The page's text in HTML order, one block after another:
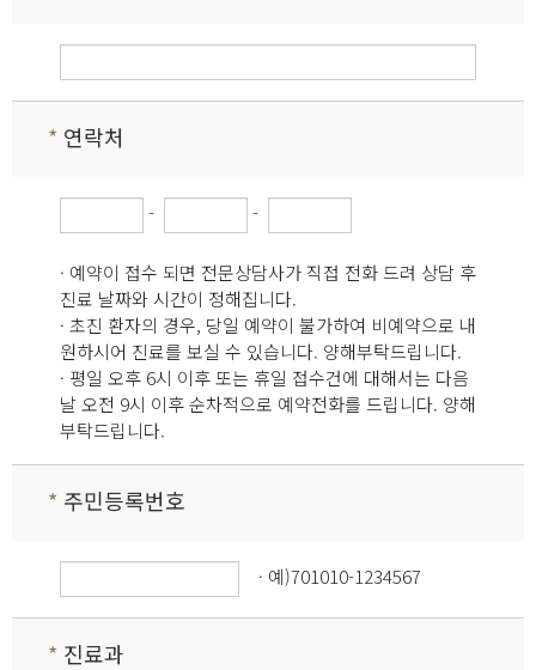
* 연락처
- -
· 예약이 접수 되면 전문상담사가 직접 전화 드려 상담 후
진료 날짜와 시간이 정해집니다.
· 초진 환자의 경우, 당일 예약이 불가하여 비예약으로 내
원하시어 진료를 보실 수 있습니다. 양해부탁드립니다.
· 평일 오후 6시 이후 또는 휴일 접수건에 대해서는 다음
날 오전 9시 이후 순차적으로 예약전화를 드립니다. 양해
부탁드립니다.
* 주민등록번호
· 예)701010-1234567
* 진료과